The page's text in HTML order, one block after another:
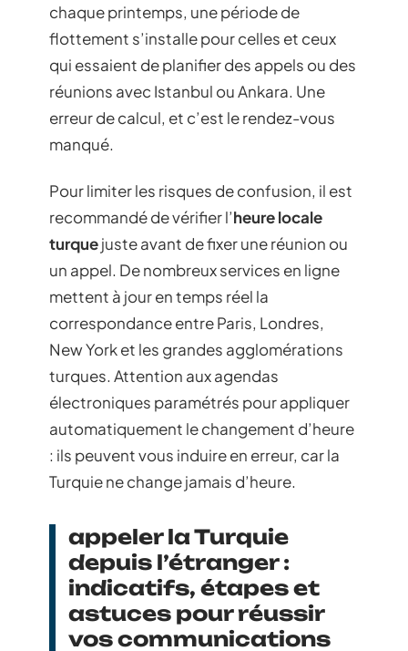
chaque printemps, une période de
flottement s’installe pour celles et ceux
qui essaient de planifier des appels ou des
réunions avec Istanbul ou Ankara. Une
erreur de calcul, et c’est le rendez-vous
manqué.
Pour limiter les risques de confusion, il est
recommandé de vérifier l’heure locale
turquejuste avant de fixer une réunion ou
un appel. De nombreux services en ligne
mettent à jour en temps réel la
correspondance entre Paris, Londres,
New York et les grandes agglomérations
turques. Attention aux agendas
électroniques paramétrés pour appliquer
automatiquement le changement d’heure
: ils peuvent vous induire en erreur, car la
Turquie ne change jamais d’heure.
appeler la Turquie
depuis l’étranger :
indicatifs, étapes et
astuces pour réussir
vos communications